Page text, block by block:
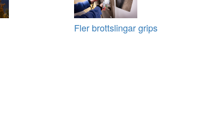
Fler brottslingar grips